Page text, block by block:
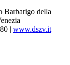
Barbarigo della
| www.dszv.it